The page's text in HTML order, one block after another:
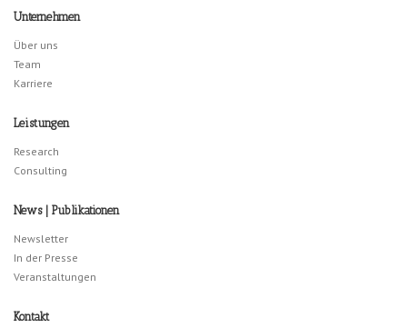
Unternehmen
Über uns
Team
Karriere
Leistungen
Research
Consulting
News | Publikationen
Newsletter
In der Presse
Veranstaltungen
Kontakt